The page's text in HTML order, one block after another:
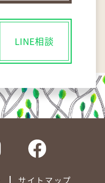
LINE相談
サイトマップ